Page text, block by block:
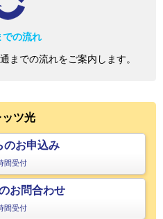
での流れ
までの流れをご案内します。
ツ光
のお申込み
間受付
お問合わせ
間受付